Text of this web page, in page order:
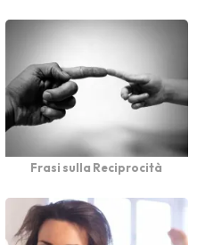
Frasi sulla Reciprocità